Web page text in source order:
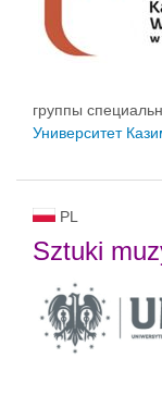
группы
Университет
PL
Sztuki